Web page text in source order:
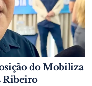
do Mobiliza
Ribeiro